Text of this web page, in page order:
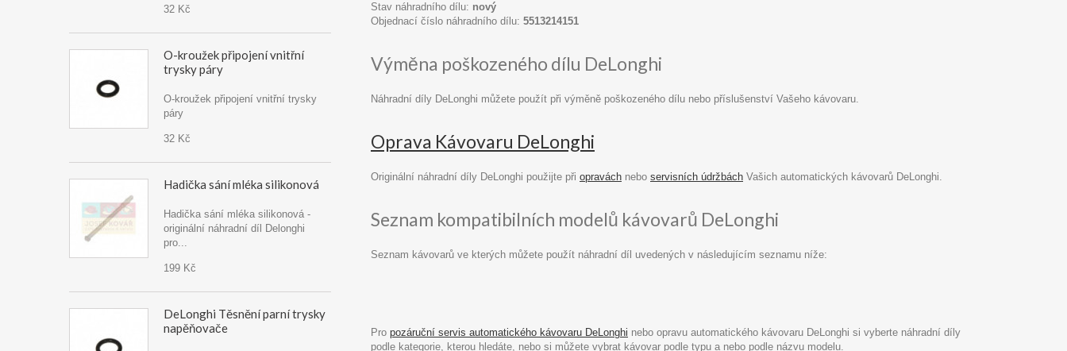
32 Kč
O-kroužek připojení vnitřní
trysky páry
O-kroužek připojení vnitřní trysky
páry
32 Kč
Hadička sání mléka silikonová
Hadička sání mléka silikonová -
originální náhradní díl Delonghi
pro...
199 Kč
DeLonghi Těsnění parní trysky
napěňovače
Stav náhradního dílu: nový
Objednací číslo náhradního dílu: 5513214151
Výměna poškozeného dílu DeLonghi
Náhradní díly DeLonghi můžete použít při výměně poškozeného dílu nebo příslušenství Vašeho kávovaru.
Oprava Kávovaru DeLonghi
Originální náhradní díly DeLonghi použijte při opravách nebo servisních údržbách Vašich automatických kávovarů DeLonghi.
Seznam kompatibilních modelů kávovarů DeLonghi
Seznam kávovarů ve kterých můžete použít náhradní díl uvedených v následujícím seznamu níže:
Pro pozáruční servis automatického kávovaru DeLonghi nebo opravu automatického kávovaru DeLonghi si vyberte náhradní díly
podle kategorie, kterou hledáte, nebo si můžete vybrat kávovar podle typu a nebo podle názvu modelu.